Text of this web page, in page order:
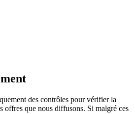
des contrôles pour vérifier la
offres que nous diffusons. Si malgré ces